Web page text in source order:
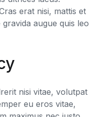
erat nisi, mattis et
augue quis leo
nisi vitae, volutpat
eu eros vitae,